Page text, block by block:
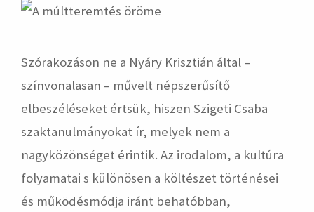
hirdetés
Szórakozáson ne a Nyáry Krisztián által –
színvonalasan – művelt népszerűsítő
elbeszéléseket értsük, hiszen Szigeti Csaba
szaktanulmányokat ír, melyek nem a
nagyközönséget érintik. Az irodalom, a kultúra
folyamatai s különösen a költészet történései
és működésmódja iránt behatóbban,